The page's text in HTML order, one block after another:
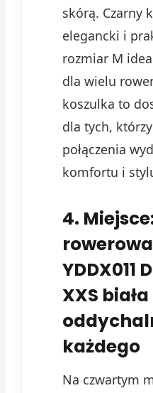
skórą. Czarny
elegancki i
rozmiar M
dla wielu
koszulka to
dla tych,
połączenia
komfortu i
4.
YDDX011
XXS
każdego
Na czwartym